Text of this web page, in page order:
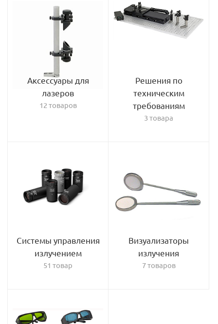
Аксессуары для
лазеров
12 товаров
Решения по
техническим
требованиям
3 товара
Системы управления
излучением
51 товар
Визуализаторы
излучения
7 товаров